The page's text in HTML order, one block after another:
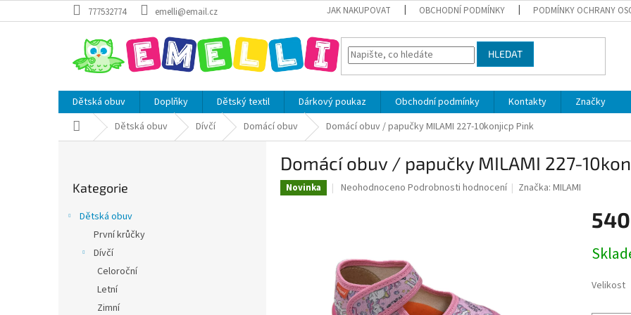
na
777532774 emelli@email.cz JAK NAKUPOVAT OBCHODNÍ PODMÍNKY PODMÍNKY OCHRANY
HLEDAT
Dětská obuv Doplňky Dětský textil Dárkový poukaz Obchodní podmínky Kontakty
Značky
Domů Dětská obuv Dívčí Domácí obuv Domácí obuv / papučky MILAMI 227-10konjicp Pink
kategorie
Kategorie
Dětská obuv
První krůčky
Dívčí
Celoroční
Letní
Zimní
Domácí obuv / papučky MILAMI 227-
Novinka
Průměrné
5
hvězdiček.
Neohodnoceno Podrobnosti hodnocení Značka:MILAMI
cena:
Velikost